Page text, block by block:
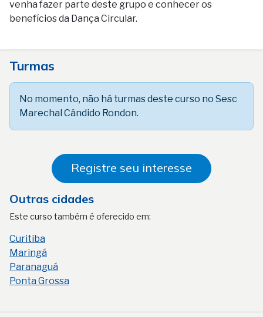
venha fazer parte deste grupo e conhecer os
benefícios da Dança Circular.
Turmas
No momento, não há turmas deste curso no Sesc
Marechal Cândido Rondon.
Registre seu interesse
Outras cidades
Este curso também é oferecido em:
Curitiba
Maringá
Paranaguá
Ponta Grossa